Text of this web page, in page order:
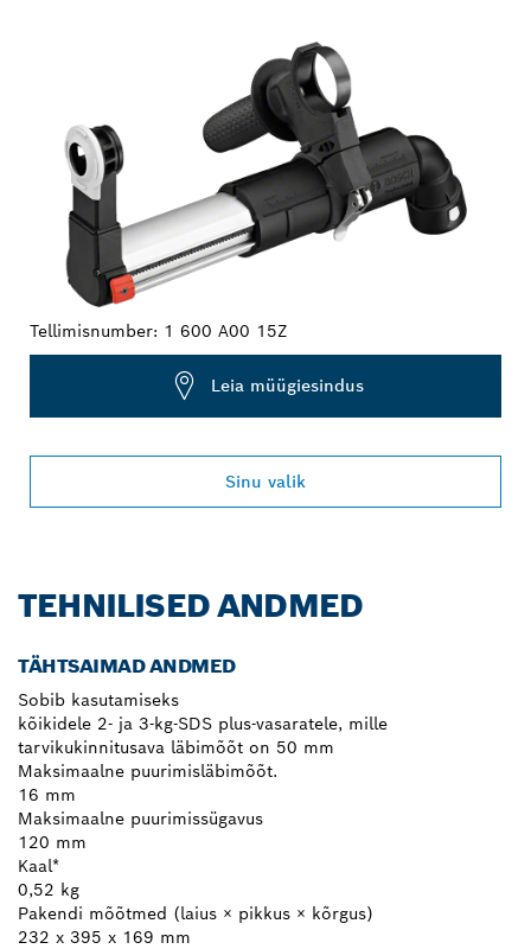
Tellimisnumber: 1 600 A00 15Z
Leia müügiesindus
Sinu valik
TEHNILISED ANDMED
TÄHTSAIMAD ANDMED
Sobib kasutamiseks
kõikidele 2- ja 3-kg-SDS plus-vasaratele, mille
tarvikukinnitusava läbimõõt on 50 mm
Maksimaalne puurimisläbimõõt.
16 mm
Maksimaalne puurimissügavus
120 mm
Kaal*
0,52 kg
Pakendi mõõtmed (laius × pikkus × kõrgus)
232 x 395 x 169 mm